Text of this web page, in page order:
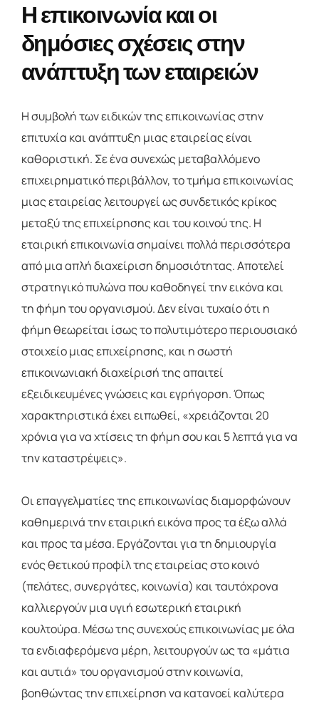
Η επικοινωνία και οι
δημόσιες σχέσεις στην
ανάπτυξη των εταιρειών
Η συμβολή των ειδικών της επικοινωνίας στην
επιτυχία και ανάπτυξη μιας εταιρείας είναι
καθοριστική. Σε ένα συνεχώς μεταβαλλόμενο
επιχειρηματικό περιβάλλον, το τμήμα επικοινωνίας
μιας εταιρείας λειτουργεί ως συνδετικός κρίκος
μεταξύ της επιχείρησης και του κοινού της. Η
εταιρική επικοινωνία σημαίνει πολλά περισσότερα
από μια απλή διαχείριση δημοσιότητας. Αποτελεί
στρατηγικό πυλώνα που καθοδηγεί την εικόνα και
τη φήμη του οργανισμού. Δεν είναι τυχαίο ότι η
φήμη θεωρείται ίσως το πολυτιμότερο περιουσιακό
στοιχείο μιας επιχείρησης, και η σωστή
επικοινωνιακή διαχείρισή της απαιτεί
εξειδικευμένες γνώσεις και εγρήγορση. Όπως
χαρακτηριστικά έχει ειπωθεί, «χρειάζονται 20
χρόνια για να χτίσεις τη φήμη σου και 5 λεπτά για να
την καταστρέψεις».
Οι επαγγελματίες της επικοινωνίας διαμορφώνουν
καθημερινά την εταιρική εικόνα προς τα έξω αλλά
και προς τα μέσα. Εργάζονται για τη δημιουργία
ενός θετικού προφίλ της εταιρείας στο κοινό
(πελάτες, συνεργάτες, κοινωνία) και ταυτόχρονα
καλλιεργούν μια υγιή εσωτερική εταιρική
κουλτούρα. Μέσω της συνεχούς επικοινωνίας με όλα
τα ενδιαφερόμενα μέρη, λειτουργούν ως τα «μάτια
και αυτιά» του οργανισμού στην κοινωνία,
βοηθώντας την επιχείρηση να κατανοεί καλύτερα